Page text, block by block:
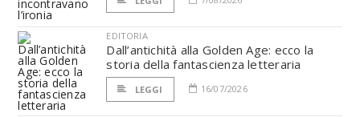
EDITORIA
Dall’antichità alla Golden Age: ecco la
storia della fantascienza letteraria
LEGGI 16/07/2026